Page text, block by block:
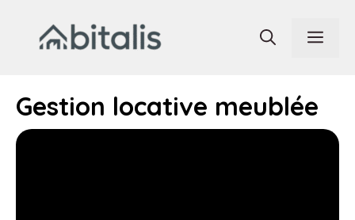
contenu
Gestion locative meublée